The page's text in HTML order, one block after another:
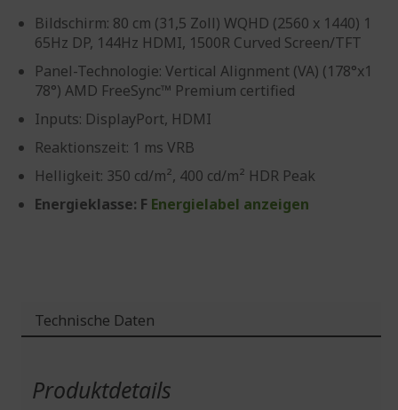
Bildschirm: 80 cm (31,5 Zoll) WQHD (2560 x 1440) 1
65Hz DP, 144Hz HDMI, 1500R Curved Screen/TFT
Panel-Technologie: Vertical Alignment (VA) (178°x1
78°) AMD FreeSync™ Premium certified
Inputs: DisplayPort, HDMI
Reaktionszeit: 1 ms VRB
Helligkeit: 350 cd/m², 400 cd/m² HDR Peak
Energieklasse: F Energielabel anzeigen
Technische Daten
Produktdetails